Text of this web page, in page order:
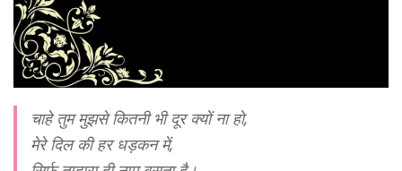
चाहे तुम मुझसे कितनी भी दूर क्यों ना हो,
मेरे दिल की हर धड़कन में,